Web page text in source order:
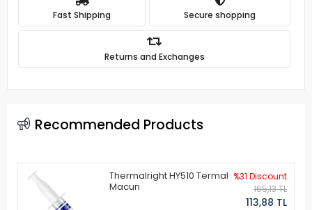
Fast Shipping Secure shopping
Returns and Exchanges
Recommended Products
Thermalright HY510 Termal
Macun
%31 Discount
165,13 TL
113,88 TL